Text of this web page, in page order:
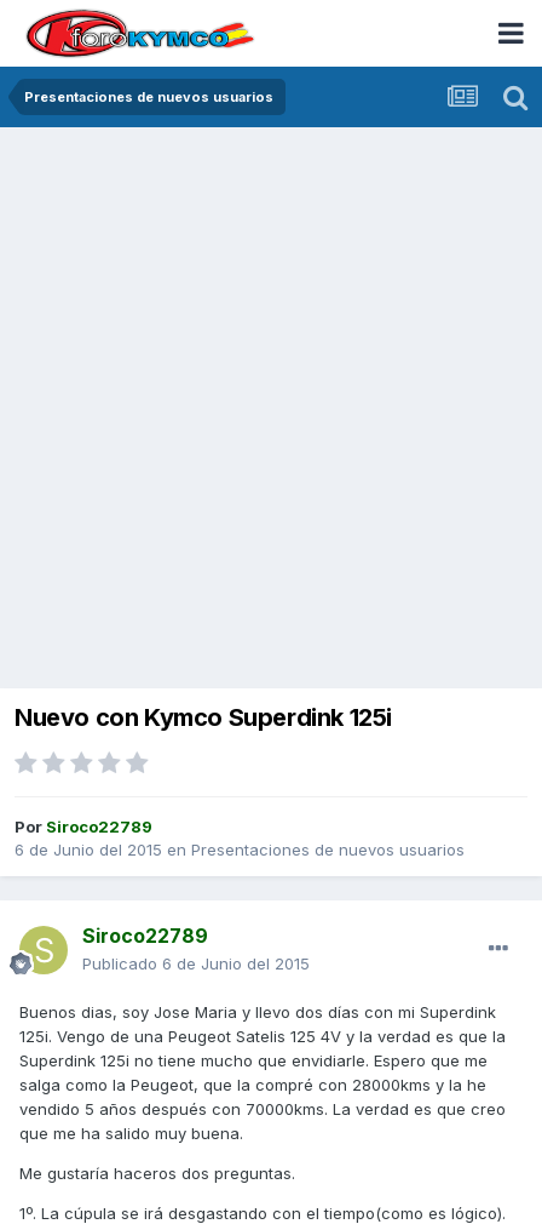
Presentaciones de nuevos usuarios
Nuevo con Kymco Superdink 125i
Por Siroco22789
6 de Junio del 2015 en Presentaciones de nuevos usuarios
Siroco22789
Publicado 6 de Junio del 2015
Buenos dias, soy Jose Maria y llevo dos días con mi Superdink
125i. Vengo de una Peugeot Satelis 125 4V y la verdad es que la
Superdink 125i no tiene mucho que envidiarle. Espero que me
salga como la Peugeot, que la compré con 28000kms y la he
vendido 5 años después con 70000kms. La verdad es que creo
que me ha salido muy buena.
Me gustaría haceros dos preguntas.
1º. La cúpula se irá desgastando con el tiempo(como es lógico).